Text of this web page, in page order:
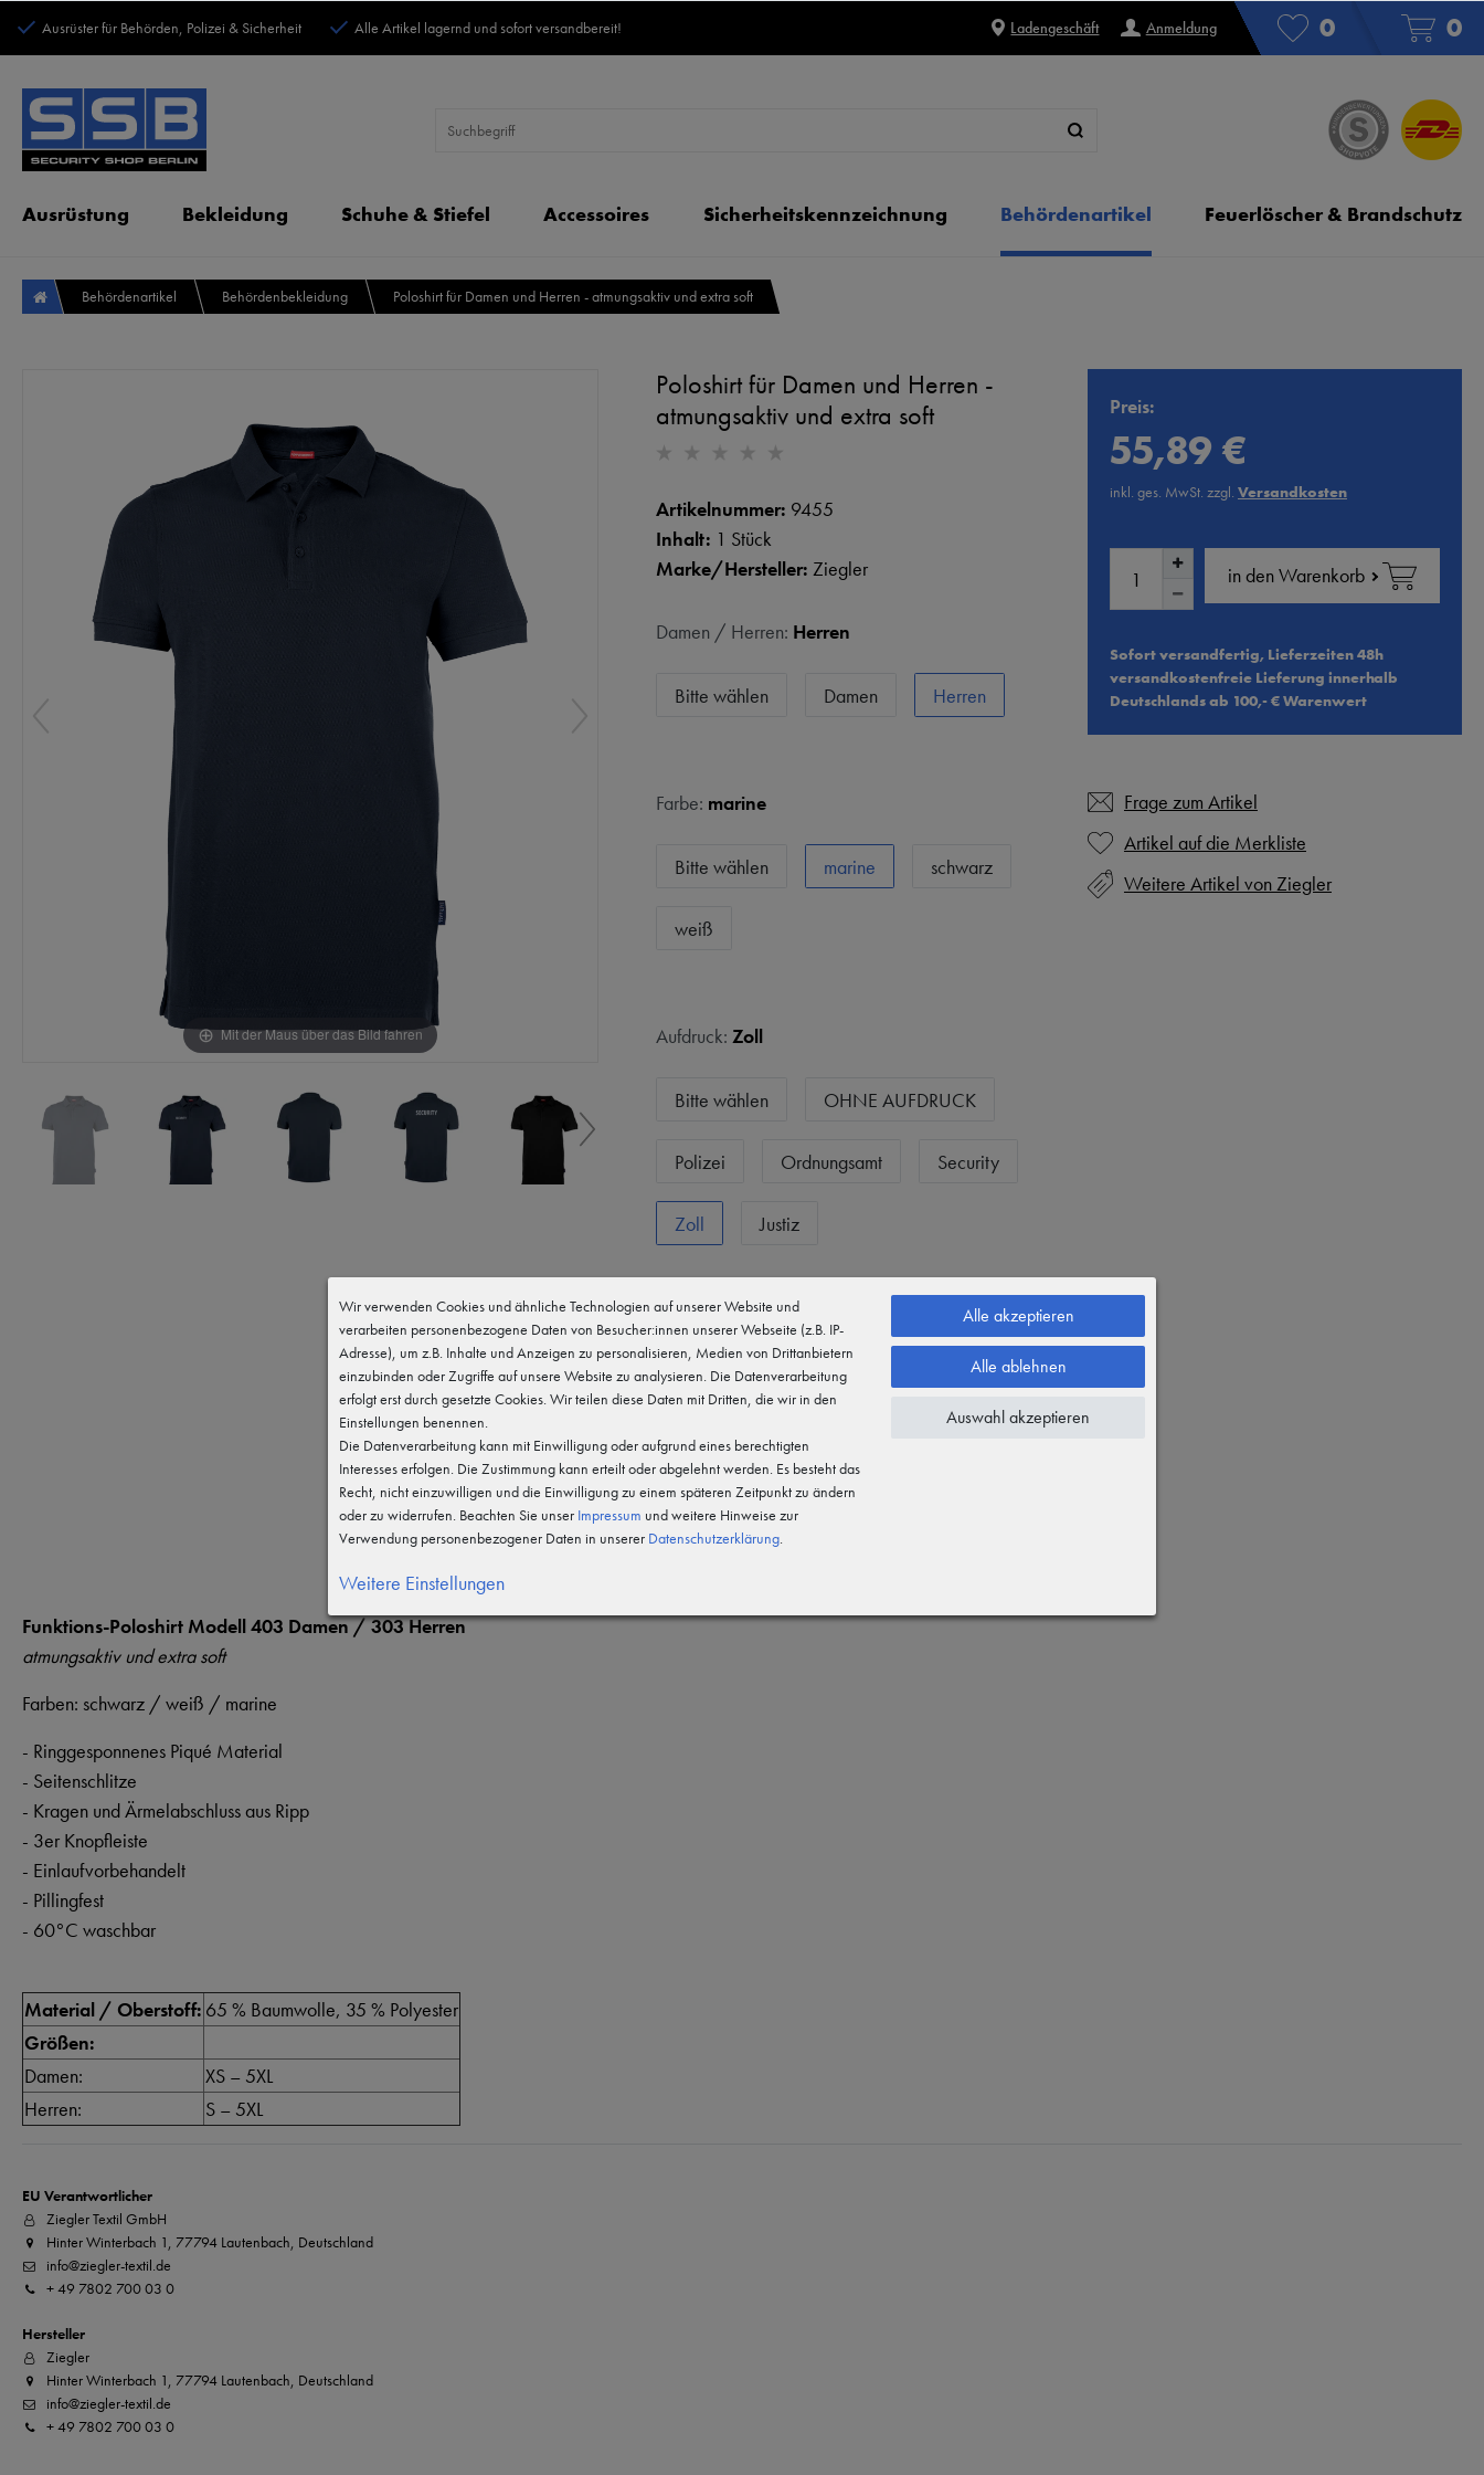
Ausrüster für Behörden, Polizei & Sicherheit Alle Artikel lagernd und sofort versandbereit! Ladengeschäft Anmeldung 0 0
Ausrüstung Bekleidung Schuhe & Stiefel Accessoires Sicherheitskennzeichnung Behördenartikel Feuerlöscher & Brandschutz
Behördenartikel Behördenbekleidung Poloshirt für Damen und Herren - atmungsaktiv und extra soft
Mit der Maus über das Bild fahren
Poloshirt für Damen und Herren -
atmungsaktiv und extra soft
Artikelnummer: 9455
Inhalt: 1 Stück
Marke/Hersteller: Ziegler
Damen / Herren: Herren
Bitte wählen Damen Herren
Farbe: marine
Bitte wählen marine schwarz
weiß
Aufdruck: Zoll
Bitte wählen OHNE AUFDRUCK
Polizei Ordnungsamt Security
Zoll Justiz
Größen: XXL
Bitte wählen 6XL XS S
M L
4XL 5XL
Preis:
55,89 €
inkl. ges. MwSt. zzgl. Versandkosten
in den Warenkorb
Sofort versandfertig, Lieferzeiten 48h
versandkostenfreie Lieferung innerhalb
Deutschlands ab 100,- € Warenwert
Frage zum Artikel
Weitere Artikel von Ziegler
Funktions-Poloshirt Modell 403 Damen / 303 Herren
atmungsaktiv und extra soft
Farben: schwarz / weiß / marine
- Ringgesponnenes Piqué Material
- Seitenschlitze
- Kragen und Ärmelabschluss aus Ripp
- 3er Knopfleiste
- Einlaufvorbehandelt
- Pillingfest
- 60°C waschbar
Material / Oberstoff: 65 % Baumwolle, 35 % Polyester
Größen:
Damen:
XS – 5XL
Herren:
S – 5XL
EU Verantwortlicher
Ziegler Textil GmbH
Hinter Winterbach 1, 77794 Lautenbach, Deutschland
info@ziegler-textil.de
+ 49 7802 700 03 0
Hersteller
Ziegler
Hinter Winterbach 1, 77794 Lautenbach, Deutschland
info@ziegler-textil.de
+ 49 7802 700 03 0
Wir verwenden Cookies und ähnliche Technologien auf unserer Website und
verarbeiten personenbezogene Daten von Besucher:innen unserer Webseite (z.B. IP-
Adresse), um z.B. Inhalte und Anzeigen zu personalisieren, Medien von Drittanbietern
einzubinden oder Zugriffe auf unsere Website zu analysieren. Die Datenverarbeitung
erfolgt erst durch gesetzte Cookies. Wir teilen diese Daten mit Dritten, die wir in den
Einstellungen benennen.
Die Datenverarbeitung kann mit Einwilligung oder aufgrund eines berechtigten
Interesses erfolgen. Die Zustimmung kann erteilt oder abgelehnt werden. Es besteht das
Recht, nicht einzuwilligen und die Einwilligung zu einem späteren Zeitpunkt zu ändern
oder zu widerrufen. Beachten Sie unser Impressum und weitere Hinweise zur
Verwendung personenbezogener Daten in unserer Daten­schutz­erklärung.
Weitere Einstellungen
Alle akzeptieren
Alle ablehnen
Auswahl akzeptieren